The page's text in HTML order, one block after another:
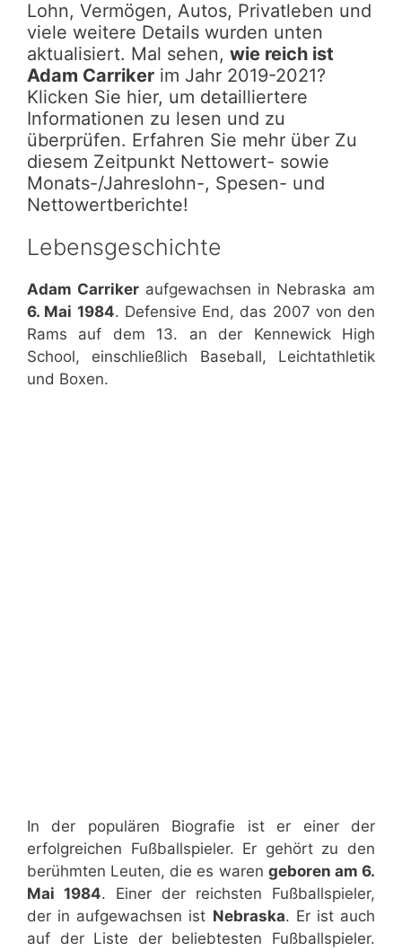
Lohn, Vermögen, Autos, Privatleben und
viele weitere Details wurden unten
aktualisiert. Mal sehen, wie reich ist
Adam Carriker im Jahr 2019-2021?
Klicken Sie hier, um detailliertere
Informationen zu lesen und zu
überprüfen. Erfahren Sie mehr über Zu
diesem Zeitpunkt Nettowert- sowie
Monats-/Jahreslohn-, Spesen- und
Nettowertberichte!
Lebensgeschichte
Adam Carriker aufgewachsen in Nebraska am
6. Mai 1984. Defensive End, das 2007 von den
Rams auf dem 13. an der Kennewick High
School, einschließlich Baseball, Leichtathletik
und Boxen.
In der populären Biografie ist er einer der
erfolgreichen Fußballspieler. Er gehört zu den
berühmten Leuten, die es waren geboren am 6.
Mai 1984. Einer der reichsten Fußballspieler,
der in aufgewachsen ist Nebraska. Er ist auch
auf der Liste der beliebtesten Fußballspieler.